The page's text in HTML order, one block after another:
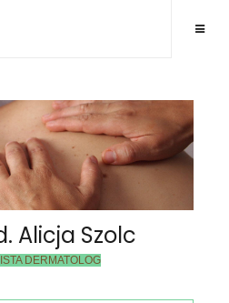
Alicja Szolc
DERMATOLOG